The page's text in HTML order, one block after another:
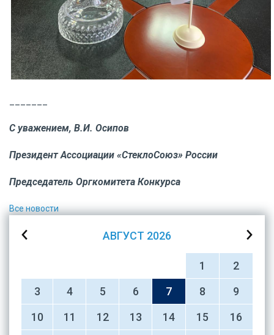
С уважением, В.И. Осипов
Президент Ассоциации «СтеклоСоюз» России
Председатель Оргкомитета Конкурса
Все новости
АВГУСТ 2026
1
2
3
4 5 6 7 8
9
10
11 12 13 14 15
16